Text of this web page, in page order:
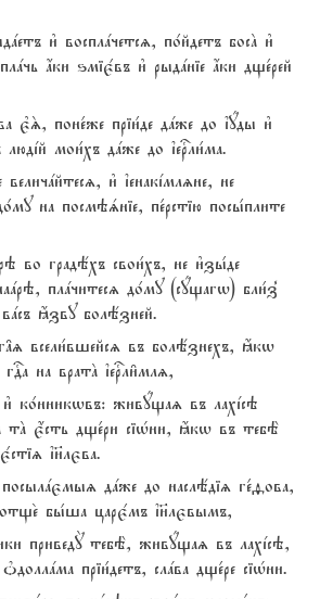
и3 восплaчетсz, по1йдетъ босA и3
ѓки ѕміє1въ и3 рыдaніе ѓки дще1рей
поне1же пріи1де дaже до їyды и3
мои1хъ дaже до їеrли1ма.
и3 їенакjмлzне, не
на посмэsніе, пе1рстію посы1плите
во градёхъ свои1хъ, не и3зы1де
плaчитесz до1му (сyщагw) бли1з8
ћзву болёзней.
всели1вшейсz въ болёзнехъ, ћкw
на вратA їеrли6млz,
ко1нникwвъ: живyщаz въ лахjсэ
тA є4сть дще1ри сіHни, ћкw въ тебЁ
ї}лєва.
посылaємыz дaже до наслёдіz ге1fова,
бы1ша царє1мъ ї}лєвымъ,
приведY тебЁ, живyщаz въ лахjсэ,
пріи1детъ, слaва дще1ре сіHни.